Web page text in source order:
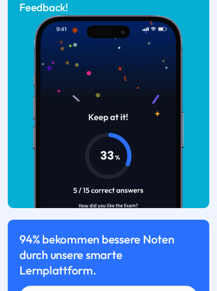
Feedback!
94% bekommen bessere Noten
durch unsere smarte
Lernplattform.